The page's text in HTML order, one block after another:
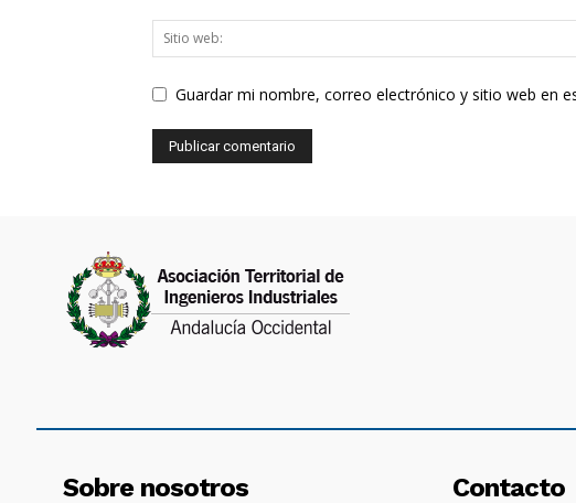
Guardar mi nombre, correo electrónico y sitio web en
Sobre nosotros Contacto